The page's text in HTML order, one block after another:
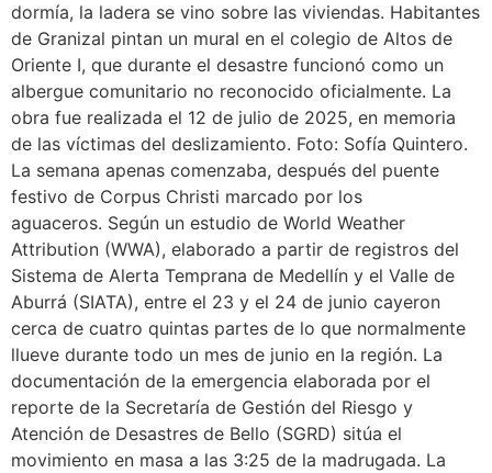
dormía, la ladera se vino sobre las viviendas. Habitantes
de Granizal pintan un mural en el colegio de Altos de
Oriente I, que durante el desastre funcionó como un
albergue comunitario no reconocido oficialmente. La
obra fue realizada el 12 de julio de 2025, en memoria
de las víctimas del deslizamiento. Foto: Sofía Quintero.
La semana apenas comenzaba, después del puente
festivo de Corpus Christi marcado por los
aguaceros. Según un estudio de World Weather
Attribution (WWA), elaborado a partir de registros del
Sistema de Alerta Temprana de Medellín y el Valle de
Aburrá (SIATA), entre el 23 y el 24 de junio cayeron
cerca de cuatro quintas partes de lo que normalmente
llueve durante todo un mes de junio en la región. La
documentación de la emergencia elaborada por el
reporte de la Secretaría de Gestión del Riesgo y
Atención de Desastres de Bello (SGRD) sitúa el
movimiento en masa a las 3:25 de la madrugada. La